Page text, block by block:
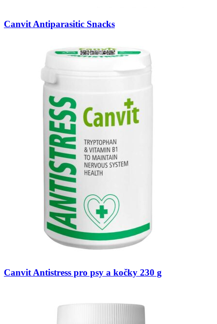
Canvit Antiparasitic Snacks
Canvit Antistress pro psy a kočky 230 g